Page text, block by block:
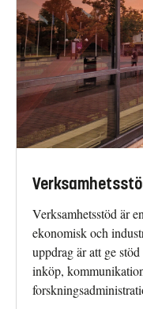
Verksamhetsstöd är
ekonomisk och
uppdrag är att ge
inköp,